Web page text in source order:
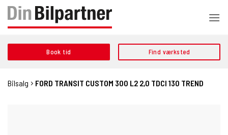
Fortsæt
indhold
Book tid Find værksted
Bilsalg FORD TRANSIT CUSTOM 300 L2 2,0 TDCI 130 TREND